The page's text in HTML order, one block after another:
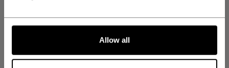
Allow all